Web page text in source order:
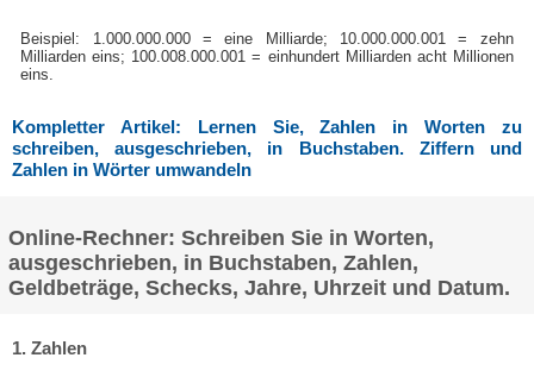
Beispiel: 1.000.000.000 = eine Milliarde; 10.000.000.001 = zehn
Milliarden eins; 100.008.000.001 = einhundert Milliarden acht Millionen
eins.
Kompletter Artikel: Lernen Sie, Zahlen in Worten zu
schreiben, ausgeschrieben, in Buchstaben. Ziffern und
Zahlen in Wörter umwandeln
Online-Rechner: Schreiben Sie in Worten,
ausgeschrieben, in Buchstaben, Zahlen,
Geldbeträge, Schecks, Jahre, Uhrzeit und Datum.
1. Zahlen